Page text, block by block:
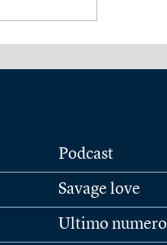
Podcast
Savage love
Ultimo numero